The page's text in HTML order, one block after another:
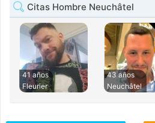
Citas Hombre Neuchâtel
41 años
Fleurier
43 años
Neuchâtel